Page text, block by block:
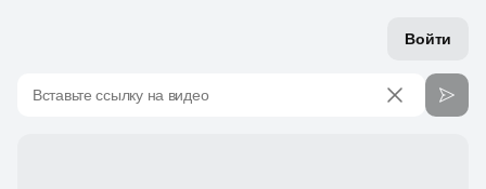
Войти
Вставьте ссылку на видео